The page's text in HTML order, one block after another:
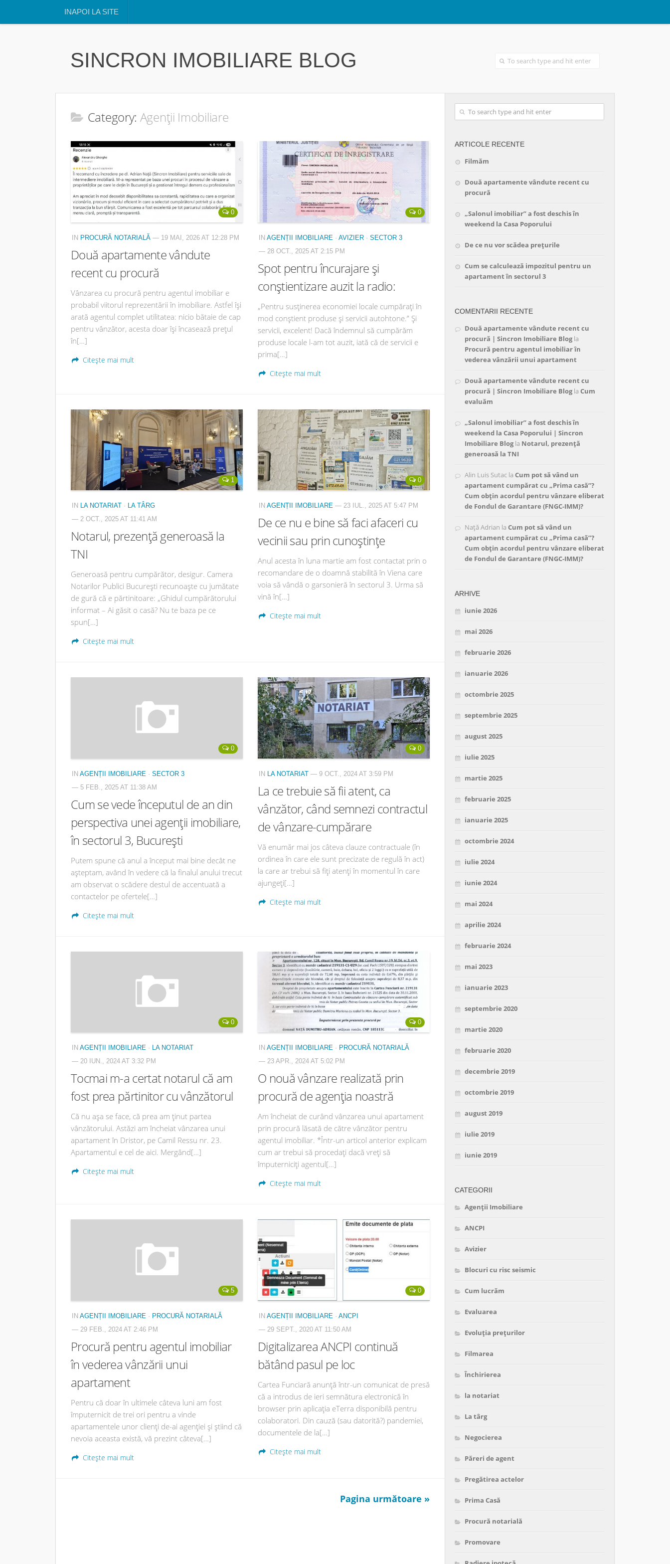
INAPOI LA SITE
SINCRON IMOBILIARE BLOG
Category: Agenții Imobiliare
0
IN PROCURĂ NOTARIALĂ — 19 MAI, 2026 AT 12:28 PM
Două apartamente vândute
recent cu procură
Vânzarea cu procură pentru agentul imobiliar e
probabil viitorul reprezentării în imobiliare. Astfel își
arată agentul complet utilitatea: nicio bătaie de cap
pentru vânzător, acesta doar își încasează prețul
în[…]
Citește mai mult
0
IN AGENȚII IMOBILIARE · AVIZIER · SECTOR 3
— 28 OCT., 2025 AT 2:15 PM
Spot pentru încurajare și
conștientizare auzit la radio:
„Pentru susținerea economiei locale cumpărați în
mod conștient produse și servicii autohtone.” Și
servicii, excelent! Dacă îndemnul să cumpărăm
produse locale l-am tot auzit, iată că de servicii e
prima[…]
Citește mai mult
1
IN LA NOTARIAT · LA TÂRG
— 2 OCT., 2025 AT 11:41 AM
Notarul, prezență generoasă la
TNI
Generoasă pentru cumpărător, desigur. Camera
Notarilor Publici București recunoaște cu jumătate
de gură că e părtinitoare: „Ghidul cumpărătorului
informat – Ai găsit o casă? Nu te baza pe ce
spun[…]
Citește mai mult
0
IN AGENȚII IMOBILIARE — 23 IUL., 2025 AT 5:47 PM
De ce nu e bine să faci afaceri cu
vecinii sau prin cunoștințe
Anul acesta în luna martie am fost contactat prin o
recomandare de o doamnă stabilită în Viena care
voia să vândă o garsonieră în sectorul 3. Urma să
vină în[…]
Citește mai mult
0
IN AGENȚII IMOBILIARE · SECTOR 3
— 5 FEB., 2025 AT 11:38 AM
Cum se vede începutul de an din
perspectiva unei agenții imobiliare,
în sectorul 3, București
Putem spune că anul a început mai bine decât ne
așteptam, având în vedere că la finalul anului trecut
am observat o scădere destul de accentuată a
contactelor pe ofertele[…]
Citește mai mult
0
IN LA NOTARIAT — 9 OCT., 2024 AT 3:59 PM
La ce trebuie să fii atent, ca
vânzător, când semnezi contractul
de vânzare-cumpărare
Vă enumăr mai jos câteva clauze contractuale (în
ordinea în care ele sunt precizate de regulă în act)
la care ar trebui să fiți atenți în momentul în care
ajungeți[…]
Citește mai mult
0
IN AGENȚII IMOBILIARE · LA NOTARIAT
— 20 IUN., 2024 AT 3:32 PM
Tocmai m-a certat notarul că am
fost prea părtinitor cu vânzătorul
Că nu așa se face, că prea am ținut partea
vânzătorului. Astăzi am încheiat vânzarea unui
apartament în Dristor, pe Camil Ressu nr. 23.
Apartamentul e cel de aici. Mergând[…]
Citește mai mult
0
IN AGENȚII IMOBILIARE · PROCURĂ NOTARIALĂ
— 23 APR., 2024 AT 5:02 PM
O nouă vânzare realizată prin
procură de agenția noastră
Am încheiat de curând vânzarea unui apartament
prin procură lăsată de către vânzător pentru
agentul imobiliar. *Într-un articol anterior explicam
cum ar trebui să procedați dacă vreți să
împuterniciți agentul[…]
Citește mai mult
5
IN AGENȚII IMOBILIARE · PROCURĂ NOTARIALĂ
— 29 FEB., 2024 AT 2:46 PM
Procură pentru agentul imobiliar
în vederea vânzării unui
apartament
Pentru că doar în ultimele câteva luni am fost
împuternicit de trei ori pentru a vinde
apartamentele unor clienți de-ai agenției și știind că
nevoia aceasta există, vă prezint câteva[…]
Citește mai mult
0
IN AGENȚII IMOBILIARE · ANCPI
— 29 SEPT., 2020 AT 11:50 AM
Digitalizarea ANCPI continuă
bătând pasul pe loc
Cartea Funciară anunță într-un comunicat de presă
că a introdus de ieri semnătura electronică în
browser prin aplicația eTerra disponibilă pentru
colaboratori. Din cauză (sau datorită?) pandemiei,
documentele de la[…]
Citește mai mult
Pagina următoare »
ARTICOLE RECENTE
Filmăm
Două apartamente vândute recent cu
procură
„Salonul imobiliar” a fost deschis în
weekend la Casa Poporului
De ce nu vor scădea prețurile
Cum se calculează impozitul pentru un
apartament în sectorul 3
COMENTARII RECENTE
Două apartamente vândute recent cu
procură | Sincron Imobiliare Blog la
Procură pentru agentul imobiliar în
vederea vânzării unui apartament
Două apartamente vândute recent cu
procură | Sincron Imobiliare Blog la Cum
evaluăm
„Salonul imobiliar” a fost deschis în
weekend la Casa Poporului | Sincron
Imobiliare Blog la Notarul, prezență
generoasă la TNI
Alin Luis Sutac la Cum pot să vând un
apartament cumpărat cu „Prima casă”?
Cum obțin acordul pentru vânzare eliberat
de Fondul de Garantare (FNGC-IMM)?
Nață Adrian la Cum pot să vând un
apartament cumpărat cu „Prima casă”?
Cum obțin acordul pentru vânzare eliberat
de Fondul de Garantare (FNGC-IMM)?
ARHIVE
iunie 2026
mai 2026
februarie 2026
ianuarie 2026
octombrie 2025
septembrie 2025
august 2025
iulie 2025
martie 2025
februarie 2025
ianuarie 2025
octombrie 2024
iulie 2024
iunie 2024
mai 2024
aprilie 2024
februarie 2024
mai 2023
ianuarie 2023
septembrie 2020
martie 2020
februarie 2020
decembrie 2019
octombrie 2019
august 2019
iulie 2019
iunie 2019
CATEGORII
Agenții Imobiliare
ANCPI
Avizier
Blocuri cu risc seismic
Cum lucrăm
Evaluarea
Evoluția prețurilor
Filmarea
Închirierea
la notariat
La târg
Negocierea
Păreri de agent
Pregătirea actelor
Prima Casă
Procură notarială
Promovare